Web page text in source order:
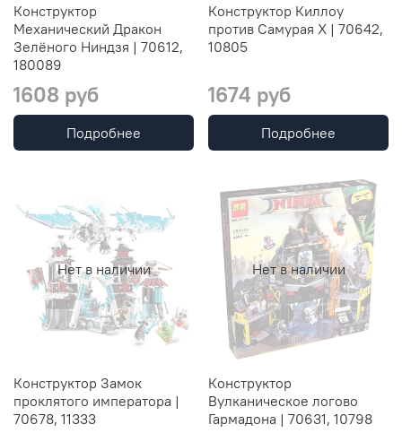
Конструктор
Механический Дракон
Зелёного Ниндзя | 70612,
180089
1608 руб
Подробнее
Конструктор Киллоу
против Самурая Х | 70642,
10805
1674 руб
Подробнее
Нет в наличии
Конструктор Замок
проклятого императора |
70678, 11333
Нет в наличии
Конструктор
Вулканическое логово
Гармадона | 70631, 10798